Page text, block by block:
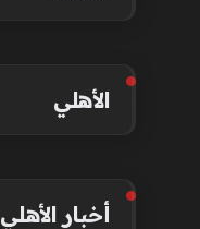
الأهلي
أخبار الأهلي